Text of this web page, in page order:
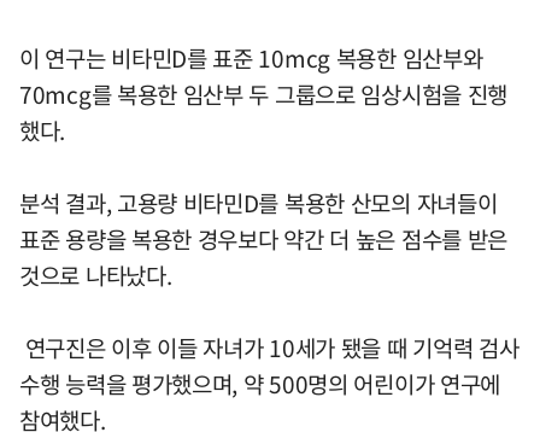
이 연구는 비타민D를 표준 10mcg 복용한 임산부와
70mcg를 복용한 임산부 두 그룹으로 임상시험을 진행
했다.
분석 결과, 고용량 비타민D를 복용한 산모의 자녀들이
표준 용량을 복용한 경우보다 약간 더 높은 점수를 받은
것으로 나타났다.
연구진은 이후 이들 자녀가 10세가 됐을 때 기억력 검사
수행 능력을 평가했으며, 약 500명의 어린이가 연구에
참여했다.